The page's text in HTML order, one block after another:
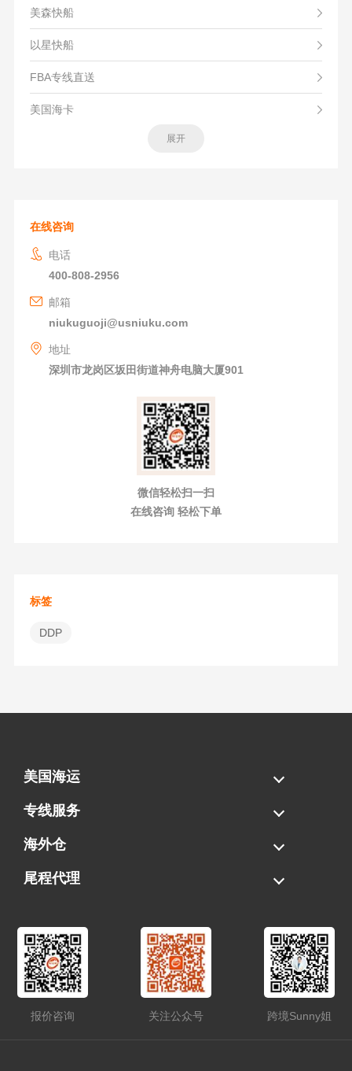
美森快船
以星快船
FBA专线直送
美国海卡
展开
在线咨询
电话
400-808-2956
邮箱
niukuguoji@usniuku.com
地址
深圳市龙岗区坂田街道神舟电脑大厦901
微信轻松扫一扫
在线咨询 轻松下单
标签
DDP
美国海运
海运拼柜
海运整柜
美国海卡
加拿大海运
专线服务
FBA专线直送
超大件专线
AWD专线
电池专线
海外仓
一件代发
FBA中转
贴标换标
拆柜/存储
尾程代理
报价咨询 关注公众号 跨境Sunny姐